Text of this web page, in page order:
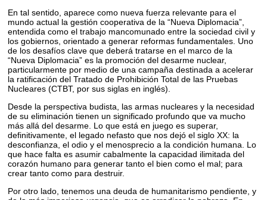
En tal sentido, aparece como nueva fuerza relevante para el
mundo actual la gestión cooperativa de la “Nueva Diplomacia”,
entendida como el trabajo mancomunado entre la sociedad civil y
los gobiernos, orientado a generar reformas fundamentales. Uno
de los desafíos clave que deberá tratarse en el marco de la
“Nueva Diplomacia” es la promoción del desarme nuclear,
particularmente por medio de una campaña destinada a acelerar
la ratificación del Tratado de Prohibición Total de las Pruebas
Nucleares (CTBT, por sus siglas en inglés).
Desde la perspectiva budista, las armas nucleares y la necesidad
de su eliminación tienen un significado profundo que va mucho
más allá del desarme. Lo que está en juego es superar,
definitivamente, el legado nefasto que nos dejó el siglo XX: la
desconfianza, el odio y el menosprecio a la condición humana. Lo
que hace falta es asumir cabalmente la capacidad ilimitada del
corazón humano para generar tanto el bien como el mal; para
crear tanto como para destruir.
Por otro lado, tenemos una deuda de humanitarismo pendiente, y